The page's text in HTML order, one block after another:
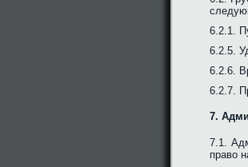
6.2.1.
6.2.5.
6.2.6.
6.2.7.
7.
7.1.
право